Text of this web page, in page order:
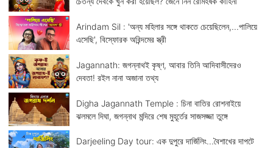
Arindam Sil : 'অন্য মহিলার সঙ্গে থাকতে চেয়েছিলেন,...পালিয়ে
এসেছি', বিস্ফোরক অরিন্দমের স্ত্রী
Jagannath: জগন্নাথই কৃষ্ণ, আবার তিনি আদিবাসীদেরও
দেবতা! রইল নানা অজানা তথ্য
Digha Jagannath Temple : চিনা বাতির রোশনাইয়ে
ঝলমলে দিঘা, জগন্নাথ মন্দিরে শেষ মুহূর্তের সাজসজ্জা তুঙ্গে
Darjeeling Day tour: এক দুপুরে দার্জিলিং...বৈশাখের দাপটে